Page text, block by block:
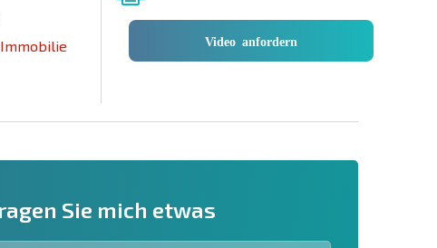
Video anfordern
Sie mich etwas